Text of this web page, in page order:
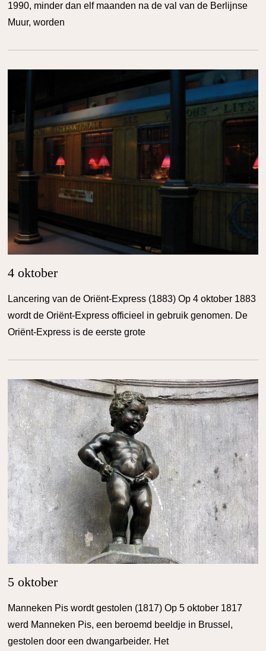
1990, minder dan elf maanden na de val van de Berlijnse
Muur, worden
4 oktober
Lancering van de Oriënt-Express (1883) Op 4 oktober 1883
wordt de Oriënt-Express officieel in gebruik genomen. De
Oriënt-Express is de eerste grote
5 oktober
Manneken Pis wordt gestolen (1817) Op 5 oktober 1817
werd Manneken Pis, een beroemd beeldje in Brussel,
gestolen door een dwangarbeider. Het